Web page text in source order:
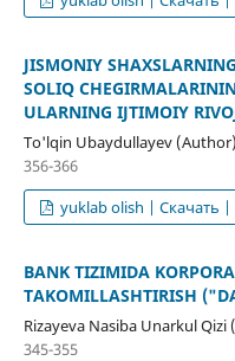
JISMONIY
SOLIQ
ULARNING IJTIMOIY
To'lqin Ubaydullayev (Author)
356-366
yuklab olish | Скачать |
BANK TIZIMIDA
TAKOMILLASHTIRISH
Rizayeva Nasiba Unarkul Qizi
345-355